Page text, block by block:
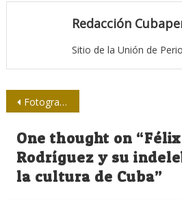
Redacción
Sitio de la Unión de
Navegación
de
entradas
Fotografía de prensa, instantes decisivos de una época
One thought on “
Rodríguez y su
la cultura de Cuba”